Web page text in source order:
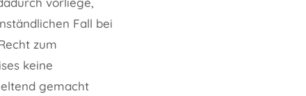
Fall bei
zum
keine
gemacht